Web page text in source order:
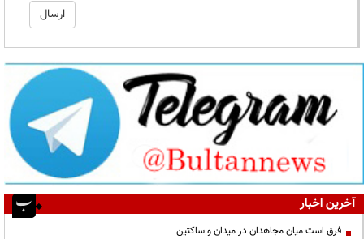
آخرین اخبار
فرق است میان مجاهدان در میدان و ساکتین